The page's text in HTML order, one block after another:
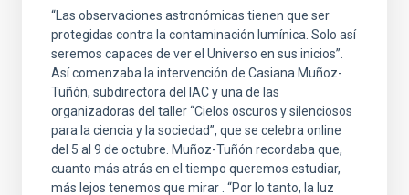
“Las observaciones astronómicas tienen que ser
protegidas contra la contaminación lumínica. Solo así
seremos capaces de ver el Universo en sus inicios”.
Así comenzaba la intervención de Casiana Muñoz-
Tuñón, subdirectora del IAC y una de las
organizadoras del taller “Cielos oscuros y silenciosos
para la ciencia y la sociedad”, que se celebra online
del 5 al 9 de octubre. Muñoz-Tuñón recordaba que,
cuanto más atrás en el tiempo queremos estudiar,
más lejos tenemos que mirar . “Por lo tanto, la luz